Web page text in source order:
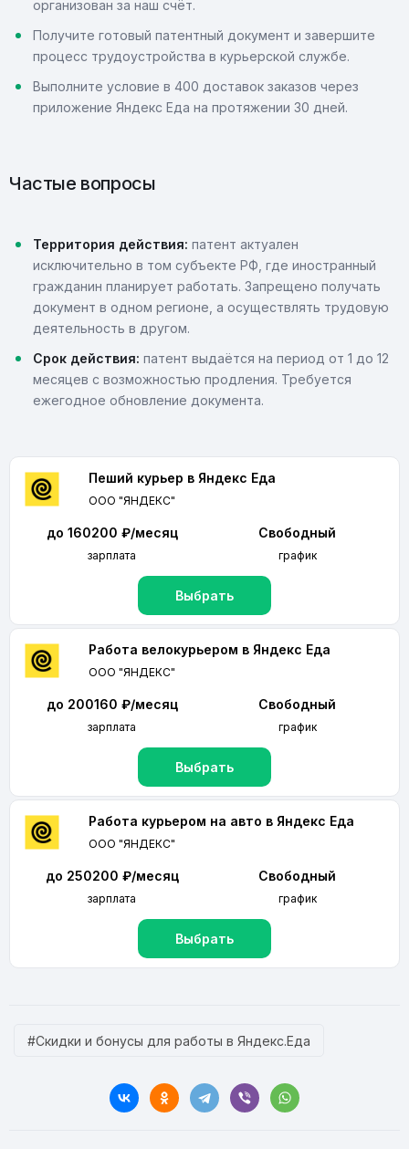
организован за наш счёт.
Получите готовый патентный документ и завершите
процесс трудоустройства в курьерской службе.
Выполните условие в 400 доставок заказов через
приложение Яндекс Еда на протяжении 30 дней.
Частые вопросы
Территория действия: патент актуален
исключительно в том субъекте РФ, где иностранный
гражданин планирует работать. Запрещено получать
документ в одном регионе, а осуществлять трудовую
деятельность в другом.
Срок действия: патент выдаётся на период от 1 до 12
месяцев с возможностью продления. Требуется
ежегодное обновление документа.
Пеший курьер в Яндекс Еда
ООО "ЯНДЕКС"
до 160200 ₽/месяц
зарплата
Свободный
график
Выбрать
Работа велокурьером в Яндекс Еда
ООО "ЯНДЕКС"
до 200160 ₽/месяц
зарплата
Свободный
график
Выбрать
Работа курьером на авто в Яндекс Еда
ООО "ЯНДЕКС"
до 250200 ₽/месяц
зарплата
Свободный
график
Выбрать
#Скидки и бонусы для работы в Яндекс.Еда